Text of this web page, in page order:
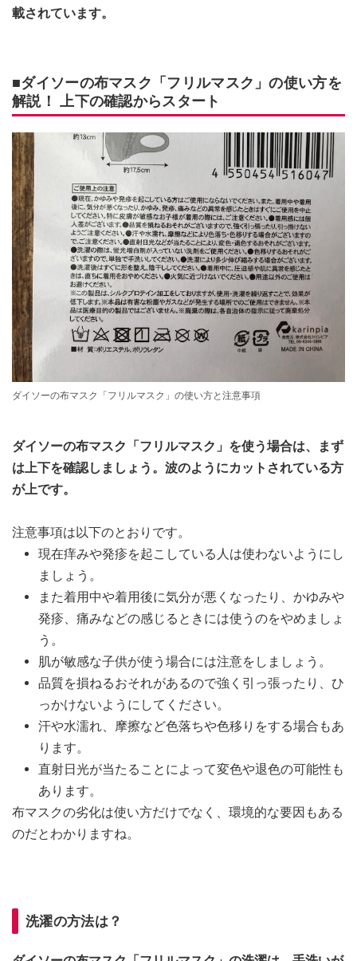
載されています。
■ダイソーの布マスク「フリルマスク」の使い方を
解説！ 上下の確認からスタート
ダイソーの布マスク「フリルマスク」の使い方と注意事項
ダイソーの布マスク「フリルマスク」を使う場合は、まず
は上下を確認しましょう。波のようにカットされている方
が上です。
注意事項は以下のとおりです。
現在痒みや発疹を起こしている人は使わないようにし
ましょう。
また着用中や着用後に気分が悪くなったり、かゆみや
発疹、痛みなどの感じるときには使うのをやめましょ
う。
肌が敏感な子供が使う場合には注意をしましょう。
品質を損ねるおそれがあるので強く引っ張ったり、ひ
っかけないようにしてください。
汗や水濡れ、摩擦など色落ちや色移りをする場合もあ
ります。
直射日光が当たることによって変色や退色の可能性も
あります。
布マスクの劣化は使い方だけでなく、環境的な要因もある
のだとわかりますね。
洗濯の方法は？